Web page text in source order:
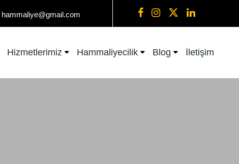
hammaliye@gmail.com
Hizmetlerimiz Hammaliyecilik Blog İletişim